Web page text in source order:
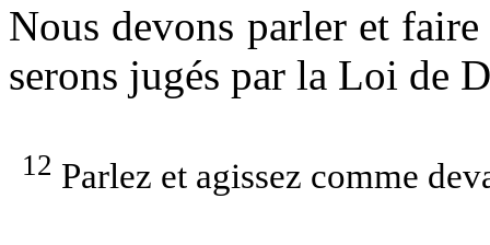
Nous devons parler et
serons jugés par la Loi de
12 Parlez et agissez comme